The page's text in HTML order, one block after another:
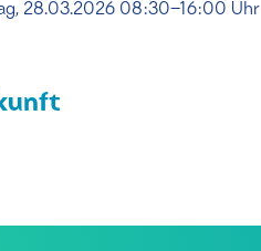
28.03.2026 08:30–16:00 Uhr